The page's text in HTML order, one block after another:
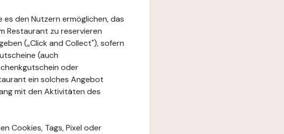
den Nutzern ermöglichen, das
Restaurant zu reservieren
(„Click and Collect"), sofern
(auch
oder
ein solches Angebot
mit den Aktivitäten des
Cookies, Tags, Pixel oder